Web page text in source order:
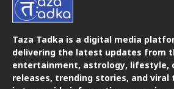
Taza Tadka is a digital media
delivering the latest updates from
entertainment, astrology, lifestyle,
releases, trending stories, and viral